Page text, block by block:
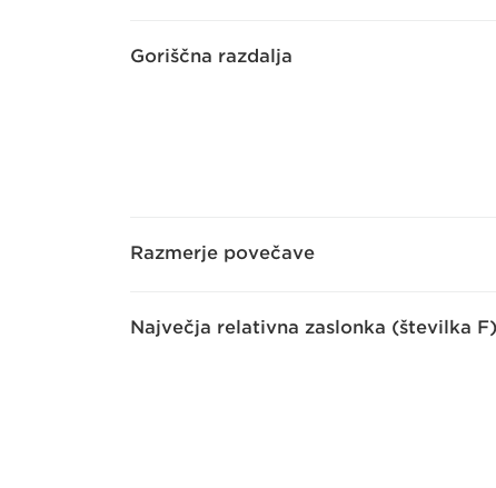
Goriščna razdalja
Razmerje povečave
Največja relativna zaslonka (številka F)